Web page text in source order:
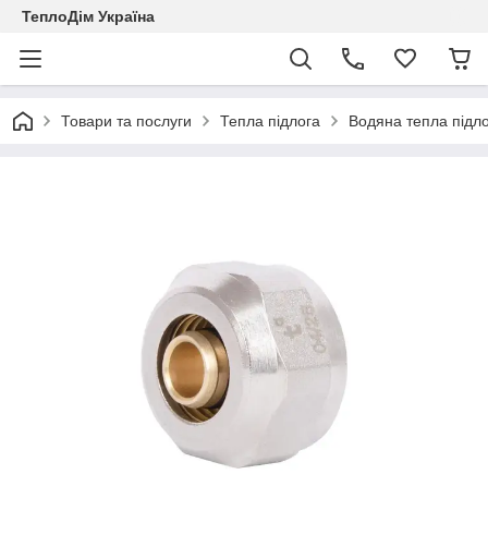
ТеплоДім Україна
Товари та послуги Тепла підлога Водяна тепла